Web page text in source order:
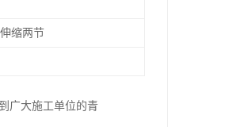
缩两节
广大施工单位的青